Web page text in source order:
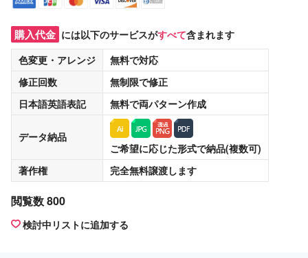
購入代金 には以下のサービスがすべて含まれます
色変更・アレンジ
無料で対応
修正回数
無制限で修正
日本語英語表記
無料で両パターン作成
データ納品
ご希望に応じた形式で納品(複数可)
著作権
完全無料譲渡します
閲覧数 800
検討中リストに追加する